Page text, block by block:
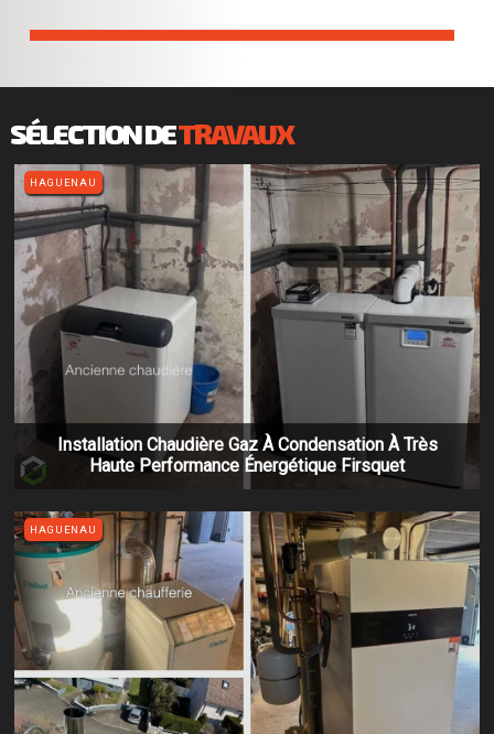
SÉLECTION DETRAVAUX
Installation Chaudière Gaz À Condensation À Très
Haute Performance Énergétique Firsquet
HAGUENAU
HAGUENAU